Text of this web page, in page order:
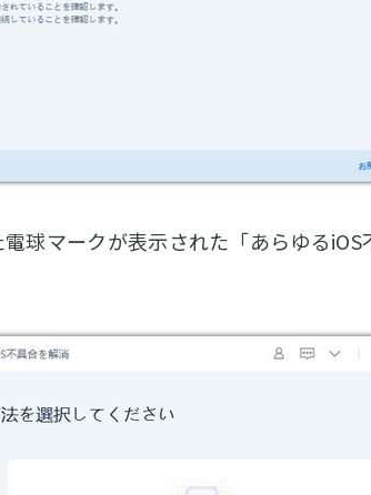
球マークが表示された「あらゆる